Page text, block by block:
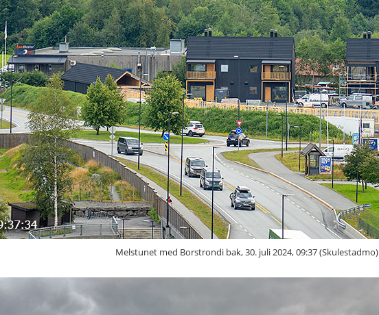
Melstunet med Borstrondi bak, 30. juli 2024, 09:37 (Skulestadmo)